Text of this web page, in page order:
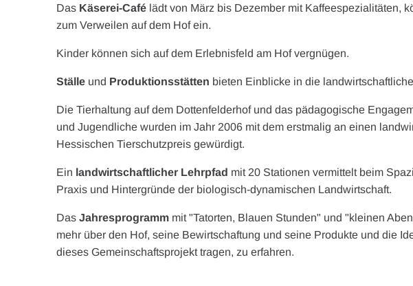
Das Käserei-Café lädt von März bis Dezember mit Kaffeespezialitäten,
zum Verweilen auf dem Hof ein.
Kinder können sich auf dem Erlebnisfeld am Hof vergnügen.
Ställe und Produktionsstätten bieten Einblicke in die
Die Tierhaltung auf dem Dottenfelderhof und das pädagogische
und Jugendliche wurden im Jahr 2006 mit dem erstmalig an einen
Hessischen Tierschutzpreis gewürdigt.
Ein landwirtschaftlicher Lehrpfad mit 20 Stationen vermittelt beim
Praxis und Hintergründe der biologisch-dynamischen Landwirtschaft.
Das Jahresprogramm mit "Tatorten, Blauen Stunden" und "kleinen
mehr über den Hof, seine Bewirtschaftung und seine Produkte und die
dieses Gemeinschaftsprojekt tragen, zu erfahren.